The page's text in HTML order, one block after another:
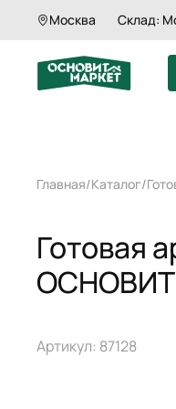
Москва Склад:
Главная Каталог
Готовая
ОСНОВИТ
Артикул: 87128